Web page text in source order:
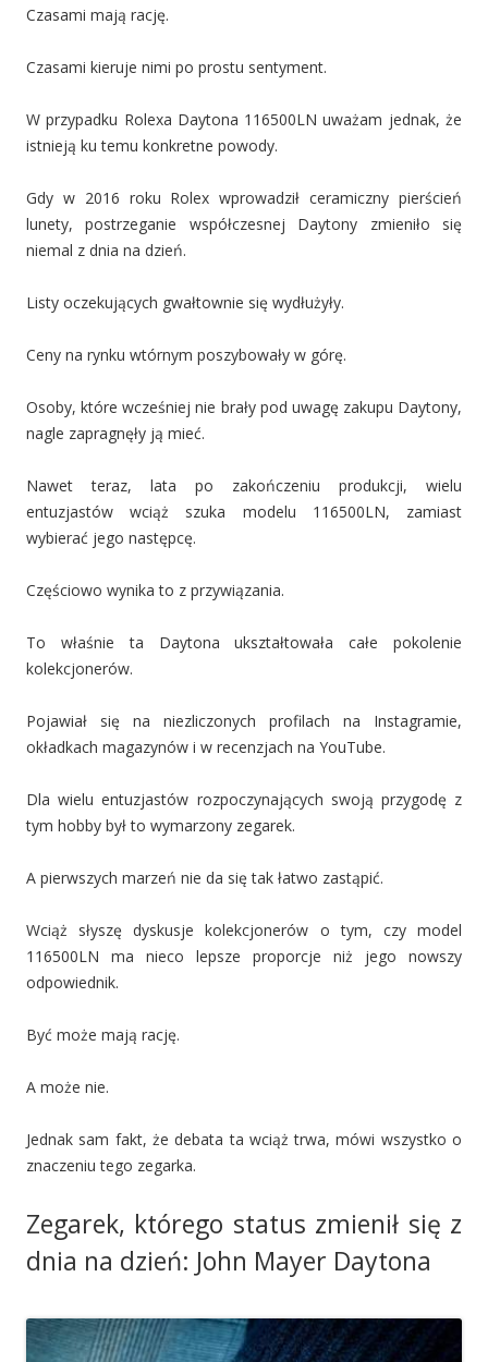
Czasami mają rację.
Czasami kieruje nimi po prostu sentyment.
W przypadku Rolexa Daytona 116500LN uważam jednak, że
istnieją ku temu konkretne powody.
Gdy w 2016 roku Rolex wprowadził ceramiczny pierścień
lunety, postrzeganie współczesnej Daytony zmieniło się
niemal z dnia na dzień.
Listy oczekujących gwałtownie się wydłużyły.
Ceny na rynku wtórnym poszybowały w górę.
Osoby, które wcześniej nie brały pod uwagę zakupu Daytony,
nagle zapragnęły ją mieć.
Nawet teraz, lata po zakończeniu produkcji, wielu
entuzjastów wciąż szuka modelu 116500LN, zamiast
wybierać jego następcę.
Częściowo wynika to z przywiązania.
To właśnie ta Daytona ukształtowała całe pokolenie
kolekcjonerów.
Pojawiał się na niezliczonych profilach na Instagramie,
okładkach magazynów i w recenzjach na YouTube.
Dla wielu entuzjastów rozpoczynających swoją przygodę z
tym hobby był to wymarzony zegarek.
A pierwszych marzeń nie da się tak łatwo zastąpić.
Wciąż słyszę dyskusje kolekcjonerów o tym, czy model
116500LN ma nieco lepsze proporcje niż jego nowszy
odpowiednik.
Być może mają rację.
A może nie.
Jednak sam fakt, że debata ta wciąż trwa, mówi wszystko o
znaczeniu tego zegarka.
Zegarek, którego status zmienił się z
dnia na dzień: John Mayer Daytona